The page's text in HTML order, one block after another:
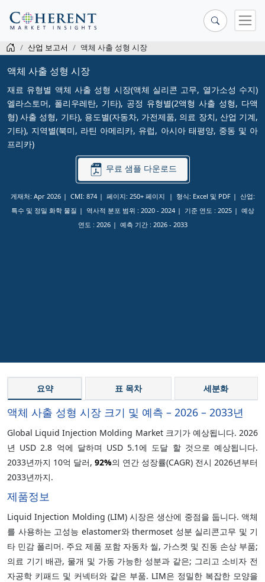
산업 보고서 액체 사출 성형 시장
액체 사출 성형 시장
재료 유형별 액체 사출 성형 시장(액체 실리콘 고무, 열가소성 수지)
엘라스토머, 폴리우레탄, 기타), 공정 유형별(2액형 사출 성형, 다액
형) 사출 성형, 기타), 용도별(자동차, 가전제품, 의료 장치, 산업 기계,
기타), 지역별(북미, 라틴 아메리카, 유럽, 아시아 태평양, 중동 및 아
프리카)
무료 샘플 다운로드
게재처: Apr 2026 CMI: 874 페이지: 250+ 페이지 형식: Excel 및 PDF
산업:
특수 및 정밀 화학 물질
역사적 분포 범위 : 2020 - 2024 기준 연도 : 2025
예상
연도 : 2026 예측 기간 : 2026 - 2033
요약 표 목차 세분화
액체 사출 성형 시장 크기 및 예측 – 2026 – 2033년
Global Liquid Injection Molding Market 크기가 예상됩니다. 2026
년 USD 2.8 억에 달하며 USD 5.1에 도달 할 것으로 예상됩니다.
2033년까지 10억 달러, 92%의 연간 성장률(CAGR) 전시 2026년부터
2033년까지.
제품정보
Liquid Injection Molding (LIM) 시장은 생산에 중점을 둡니다. 액체
를 사용하는 고성능 elastomer와 thermoset 성분 실리콘고무 및 기
타 민감 폴리머. 주요 제품 포함 자동차 씰, 가스켓 및 진동 손상 부품;
의료 기기 배관, 물개 및 가동 가능한 성분과 같은; 그리고 소비자 전
자공학 키패드 및 커넥터와 같은 부품. LIM은 정밀한 복잡한 모양을